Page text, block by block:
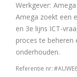
Werkgever: Amega
Amega zoekt een
en 3e lijns ICT-
proces te beheren
onderhouden.
Referentie nr: